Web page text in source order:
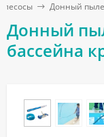
Донный
Донный
бассейна